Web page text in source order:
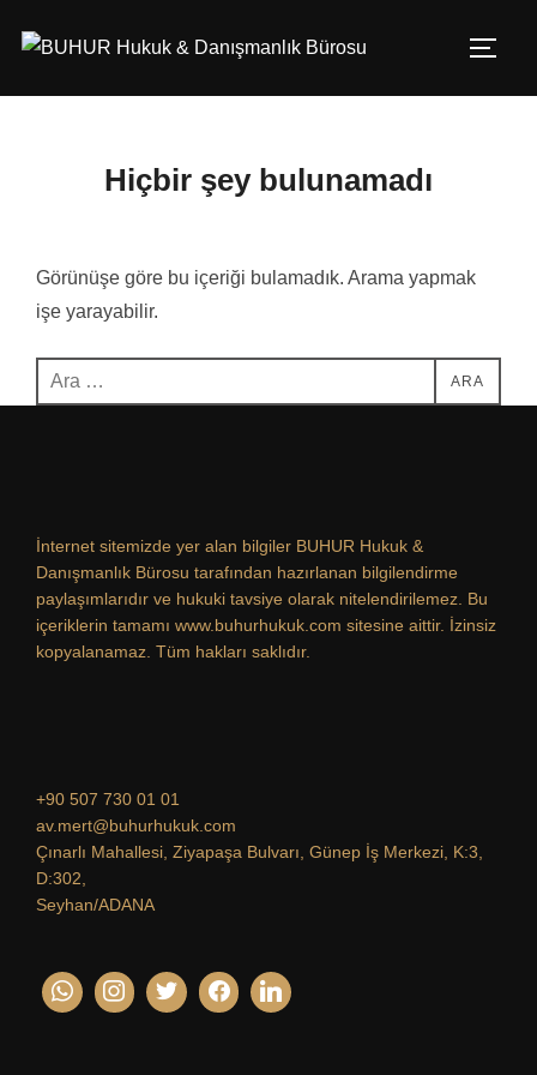
geç
Hiçbir şey bulunamadı
Görünüşe göre bu içeriği bulamadık. Arama yapmak
işe yarayabilir.
Aranacak
içerik:
ARA
İnternet sitemizde yer alan bilgiler BUHUR Hukuk &
Danışmanlık Bürosu tarafından hazırlanan bilgilendirme
paylaşımlarıdır ve hukuki tavsiye olarak nitelendirilemez. Bu
içeriklerin tamamı www.buhurhukuk.com sitesine aittir. İzinsiz
kopyalanamaz. Tüm hakları saklıdır.
+90 507 730 01 01
av.mert@buhurhukuk.com
Çınarlı Mahallesi, Ziyapaşa Bulvarı, Günep İş Merkezi, K:3,
D:302,
Seyhan/ADANA